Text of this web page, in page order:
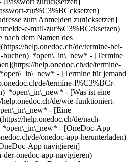
zur%C3%BCcksetzen)
zum Anmelden zurücksetzen]
e-mail-zur%C3%BCcksetzen)
nach dem Namen des
help.onedoc.ch/de/termine-bei-
buchen) *open\_in\_new* - [Termine
help.onedoc.ch/de/termine-
- [Termine für jemand
de/termine-f%C3%BCr-
*open\_in\_new* - [Was ist eine
de/wie-funktioniert-
- [Eine
help.onedoc.ch/de/nach-
*open\_in\_new* - [OneDoc-App
de/onedoc-app-herunterladen)
App navigieren]
der-onedoc-app-navigieren)